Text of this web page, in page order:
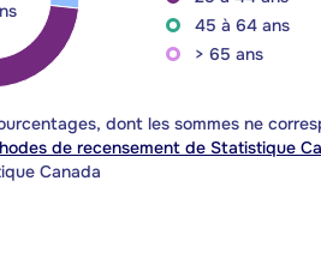
45 à 64 ans
> 65 ans
dont les sommes ne
de recensement de Statistique
Canada